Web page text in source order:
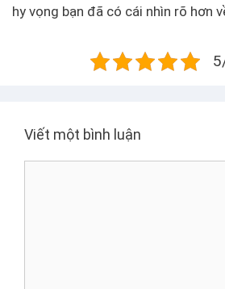
hy vọng bạn đã có cái nhìn rõ hơn
Viết một bình luận